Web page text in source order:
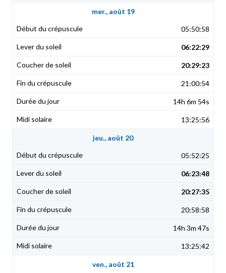
mer., août 19
05:50:58
06:22:29
20:29:23
21:00:54
14h 6m 54s
13:25:56
jeu., août 20
05:52:25
06:23:48
20:27:35
20:58:58
14h 3m 47s
13:25:42
ven., août 21